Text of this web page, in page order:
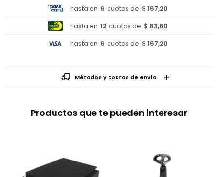
hasta en 6 cuotas de $ 167,20
hasta en 12 cuotas de $ 83,60
hasta en 6 cuotas de $ 167,20
Métodos y costos de envío
Productos que te pueden interesar